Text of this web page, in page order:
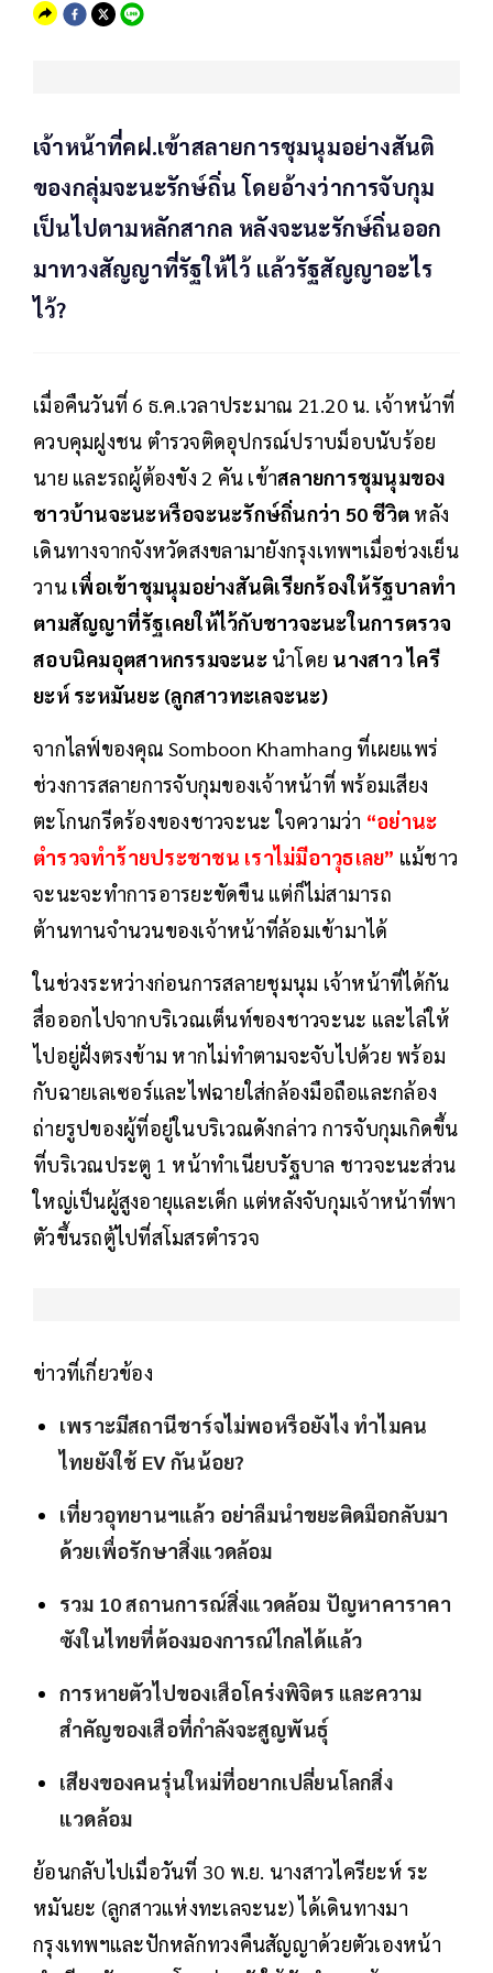
เจ้าหน้าที่คฝ.เข้าสลายการชุมนุมอย่างสันติ
ของกลุ่มจะนะรักษ์ถิ่น โดยอ้างว่าการจับกุม
เป็นไปตามหลักสากล หลังจะนะรักษ์ถิ่นออก
มาทวงสัญญาที่รัฐให้ไว้ แล้วรัฐสัญญาอะไร
ไว้?
เมื่อคืนวันที่ 6 ธ.ค.เวลาประมาณ 21.20 น. เจ้าหน้าที่
ควบคุมฝูงชน ตำรวจติดอุปกรณ์ปราบม็อบนับร้อย
นาย และรถผู้ต้องขัง 2 คัน เข้าสลายการชุมนุมของ
ชาวบ้านจะนะหรือจะนะรักษ์ถิ่นกว่า 50 ชีวิต หลัง
เดินทางจากจังหวัดสงขลามายังกรุงเทพฯเมื่อช่วงเย็น
วานเพื่อเข้าชุมนุมอย่างสันติเรียกร้องให้รัฐบาลทำ
ตามสัญญาที่รัฐเคยให้ไว้กับชาวจะนะในการตรวจ
สอบนิคมอุตสาหกรรมจะนะนำโดย นางสาว ไครี
ยะห์ ระหมันยะ (ลูกสาวทะเลจะนะ)
จากไลฟ์ของคุณ Somboon Khamhang ที่เผยแพร่
ช่วงการสลายการจับกุมของเจ้าหน้าที่ พร้อมเสียง
ตะโกนกรีดร้องของชาวจะนะ ใจความว่า “อย่านะ
ตำรวจทำร้ายประชาชน เราไม่มีอาวุธเลย” แม้ชาว
จะนะจะทำการอารยะขัดขืน แต่ก็ไม่สามารถ
ต้านทานจำนวนของเจ้าหน้าที่ล้อมเข้ามาได้
ในช่วงระหว่างก่อนการสลายชุมนุม เจ้าหน้าที่ได้กัน
สื่อออกไปจากบริเวณเต็นท์ของชาวจะนะ และไล่ให้
ไปอยู่ฝั่งตรงข้าม หากไม่ทำตามจะจับไปด้วย พร้อม
กับฉายเลเซอร์และไฟฉายใส่กล้องมือถือและกล้อง
ถ่ายรูปของผู้ที่อยู่ในบริเวณดังกล่าว การจับกุมเกิดขึ้น
ที่บริเวณประตู 1 หน้าทำเนียบรัฐบาล ชาวจะนะส่วน
ใหญ่เป็นผู้สูงอายุและเด็ก แต่หลังจับกุมเจ้าหน้าที่พา
ตัวขึ้นรถตู้ไปที่สโมสรตำรวจ
ข่าวที่เกี่ยวข้อง
เพราะมีสถานีชาร์จไม่พอหรือยังไง ทำไมคน
ไทยยังใช้ EV กันน้อย?
เที่ยวอุทยานฯแล้ว อย่าลืมนำขยะติดมือกลับมา
ด้วยเพื่อรักษาสิ่งแวดล้อม
รวม 10 สถานการณ์สิ่งแวดล้อม ปัญหาคาราคา
ซังในไทยที่ต้องมองการณ์ไกลได้แล้ว
การหายตัวไปของเสือโคร่งพิจิตร และความ
สำคัญของเสือที่กำลังจะสูญพันธุ์
เสียงของคนรุ่นใหม่ที่อยากเปลี่ยนโลกสิ่ง
แวดล้อม
ย้อนกลับไปเมื่อวันที่ 30 พ.ย. นางสาวไครียะห์ ระ
หมันยะ (ลูกสาวแห่งทะเลจะนะ) ได้เดินทางมา
กรุงเทพฯและปักหลักทวงคืนสัญญาด้วยตัวเองหน้า